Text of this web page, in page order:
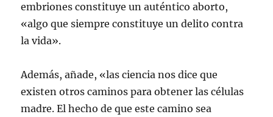
embriones constituye un auténtico aborto,
«algo que siempre constituye un delito contra
la vida».
Además, añade, «las ciencia nos dice que
existen otros caminos para obtener las células
madre. El hecho de que este camino sea